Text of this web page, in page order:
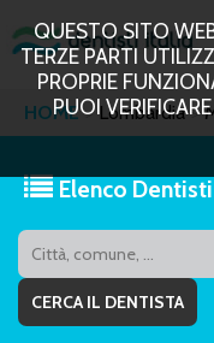
QUESTO SITO
TERZE PARTI
PROPRIE
PUOI
HOME Lombardia
Elenco